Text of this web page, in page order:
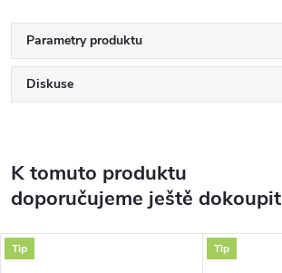
Parametry produktu
Diskuse
K tomuto produktu
doporučujeme ještě dokoupit
Tip Tip